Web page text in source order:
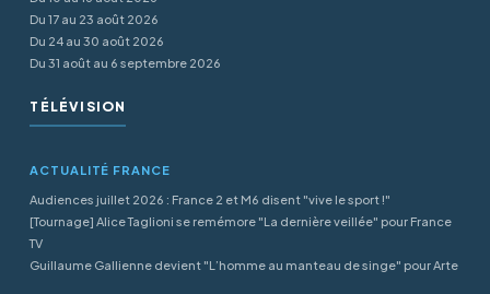
Du 17 au 23 août 2026
Du 24 au 30 août 2026
Du 31 août au 6 septembre 2026
TÉLÉVISION
ACTUALITÉ FRANCE
Audiences juillet 2026 : France 2 et M6 disent "vive le sport !"
[Tournage] Alice Taglioni se remémore "La dernière veillée" pour France
TV
Guillaume Gallienne devient "L’homme au manteau de singe" pour Arte